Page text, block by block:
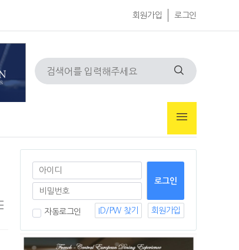
회원가입 로그인
자동로그인 ID/PW 찾기 회원가입